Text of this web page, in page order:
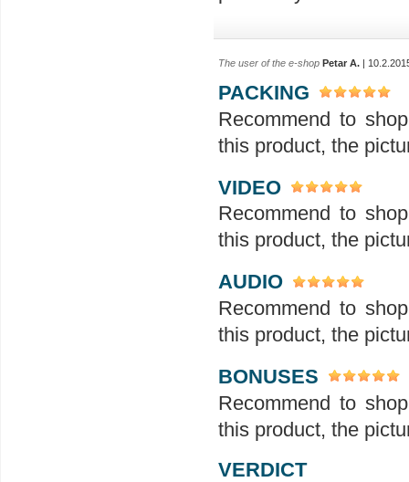
The user of the e-shop Petar A. |
PACKING
Recommend to
this product, the
VIDEO
Recommend to
this product, the
AUDIO
Recommend to
this product, the
BONUSES
Recommend to
this product, the
VERDICT